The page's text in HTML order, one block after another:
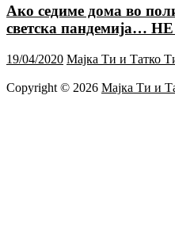
Ако седиме дома во
светска пандемија…
19/04/2020 Мајка Ти и Татко
Copyright © 2026 Мајка Ти и